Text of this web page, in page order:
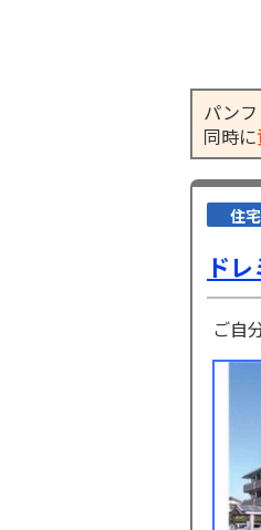
パン
同時に
住
ド
ご自